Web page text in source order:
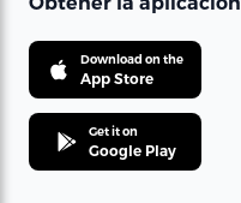
Download on the
App Store
Get it on
Google Play